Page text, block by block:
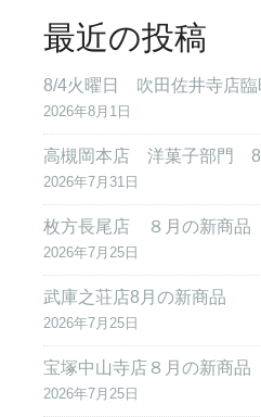
最近の投稿
8/4火曜日 吹田佐井寺店臨
2026年8月1日
高槻岡本店 洋菓子部門 8
2026年7月31日
枚方長尾店 ８月の新商品
2026年7月25日
武庫之荘店8月の新商品
2026年7月25日
宝塚中山寺店８月の新商品
2026年7月25日